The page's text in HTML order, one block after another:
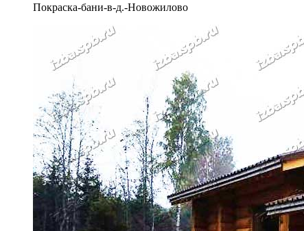
Покраска-бани-в-д.-Новожилово